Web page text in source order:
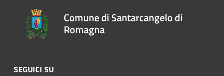
Comune di Santarcangelo di
Romagna
SEGUICI SU